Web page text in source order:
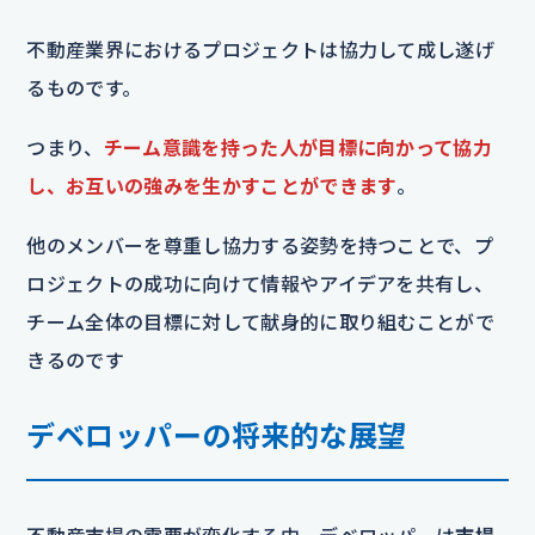
不動産業界におけるプロジェクトは協力して成し遂げ
るものです。
つまり、 チーム意識を持った人が目標に向かって協力
し、お互いの強みを生かすことができます。
他のメンバーを尊重し協力する姿勢を持つことで、プ
ロジェクトの成功に向けて情報やアイデアを共有し、
チーム全体の目標に対して献身的に取り組むことがで
きるのです
デベロッパーの将来的な展望